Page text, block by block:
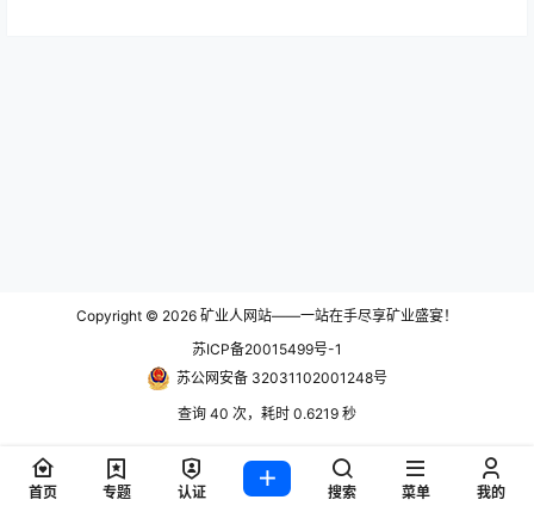
Copyright © 2026 矿业人网站——一站在手尽享矿业盛宴！
苏ICP备20015499号-1
苏公网安备 32031102001248号
查询 40 次，耗时 0.6219 秒
首页 专题 认证 搜索 菜单 我的